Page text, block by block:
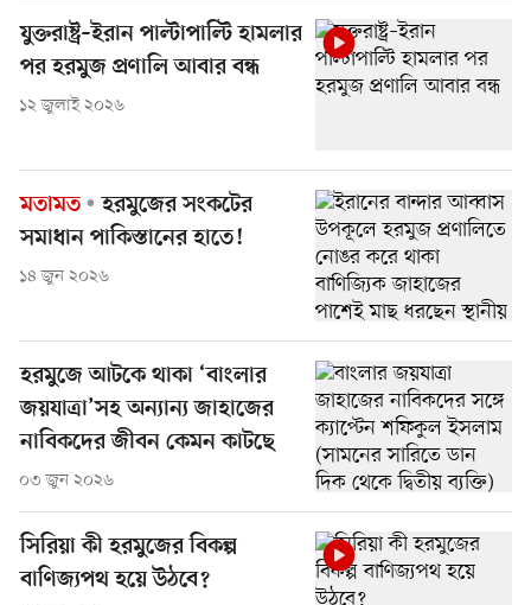
যুক্তরাষ্ট্র–ইরান পাল্টাপাল্টি হামলার
পর হরমুজ প্রণালি আবার বন্ধ
১২ জুলাই ২০২৬
মতামত
হরমুজের সংকটের
সমাধান পাকিস্তানের হাতে!
১৪ জুন ২০২৬
হরমুজে আটকে থাকা ‘বাংলার
জয়যাত্রা’সহ অন্যান্য জাহাজের
নাবিকদের জীবন কেমন কাটছে
০৩ জুন ২০২৬
সিরিয়া কী হরমুজের বিকল্প
বাণিজ্যপথ হয়ে উঠবে?